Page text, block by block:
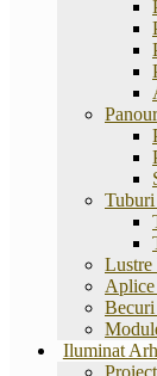
Iluminat